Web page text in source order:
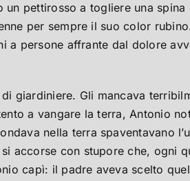
pettirosso a togliere una spina
per sempre il suo color
a persone affrante dal dolore
giardiniere. Gli mancava
a vangare la terra, Antonio
nella terra spaventavano
accorse con stupore che, ogni
capì: il padre aveva scelto